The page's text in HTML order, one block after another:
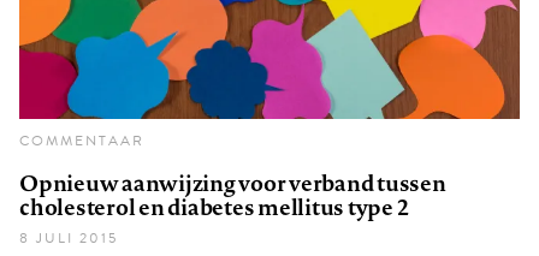
COMMENTAAR
Opnieuw aanwijzing voor verband tussen
cholesterol en diabetes mellitus type 2
8 JULI 2015